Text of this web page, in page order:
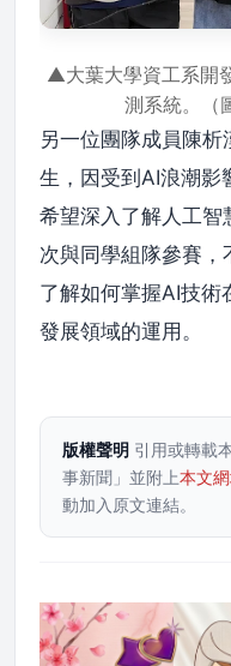
▲大葉大學資工系開
測系統。（
另一位團隊成員陳
生，因受到AI浪潮影
希望深入了解人工智
次與同學組隊參賽
了解如何掌握AI技術
發展領域的運用。
版權聲明 引用或轉載
事新聞」並附上本文
動加入原文連結。